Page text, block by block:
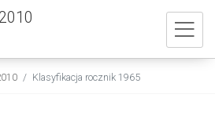
Klasyfikacja rocznik 1965